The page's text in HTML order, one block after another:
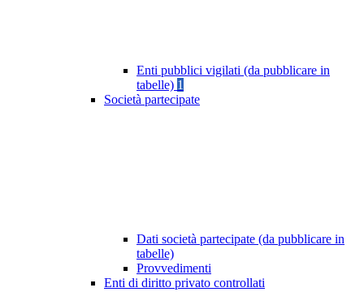
Enti pubblici vigilati (da pubblicare in
tabelle) 1
Società partecipate
Dati società partecipate (da pubblicare in
tabelle)
Provvedimenti
Enti di diritto privato controllati